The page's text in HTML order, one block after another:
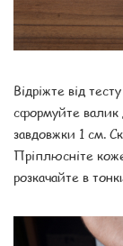
Відріжте від
сформуйте валик
завдовжки 1 см.
Пріплюсніте
розкачайте в